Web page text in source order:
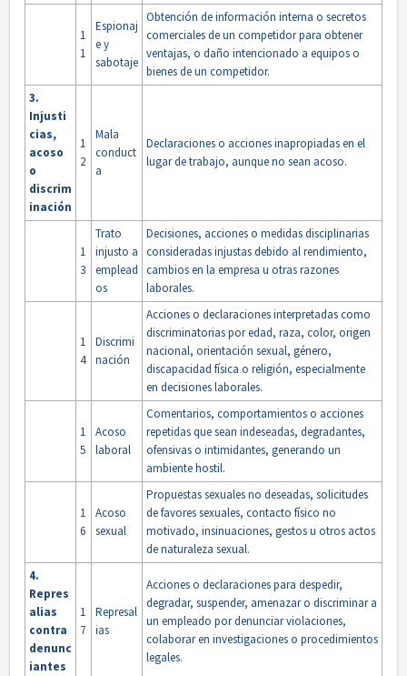
1
1
Espionaj
e y
sabotaje
Obtención de información interna o secretos
comerciales de un competidor para obtener
ventajas, o daño intencionado a equipos o
bienes de un competidor.
3.
Injusti
cias,
acoso
o
discrim
inación
1
2
Mala
conduct
a
Declaraciones o acciones inapropiadas en el
lugar de trabajo, aunque no sean acoso.
1
3
Trato
injusto a
emplead
os
Decisiones, acciones o medidas disciplinarias
consideradas injustas debido al rendimiento,
cambios en la empresa u otras razones
laborales.
1
4
Discrimi
nación
Acciones o declaraciones interpretadas como
discriminatorias por edad, raza, color, origen
nacional, orientación sexual, género,
discapacidad física o religión, especialmente
en decisiones laborales.
1
5
Acoso
laboral
Comentarios, comportamientos o acciones
repetidas que sean indeseadas, degradantes,
ofensivas o intimidantes, generando un
ambiente hostil.
1
6
Acoso
sexual
Propuestas sexuales no deseadas, solicitudes
de favores sexuales, contacto físico no
motivado, insinuaciones, gestos u otros actos
de naturaleza sexual.
4.
Repres
alias
contra
denunc
iantes
1
7
Represal
ias
Acciones o declaraciones para despedir,
degradar, suspender, amenazar o discriminar a
un empleado por denunciar violaciones,
colaborar en investigaciones o procedimientos
legales.